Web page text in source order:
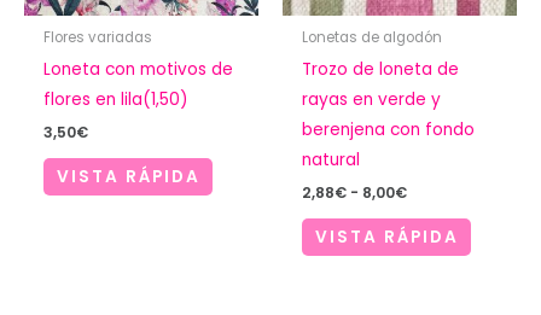
Flores variadas
Loneta con motivos de
flores en lila(1,50)
3,50€
VISTA RÁPIDA
Lonetas de algodón
Trozo de loneta de
rayas en verde y
berenjena con fondo
natural
2,88€ - 8,00€Rango
precios:
desde
VISTA RÁPIDA